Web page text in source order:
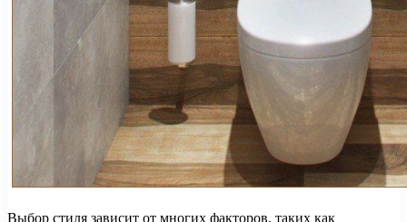
Выбор стиля зависит от многих факторов, таких как